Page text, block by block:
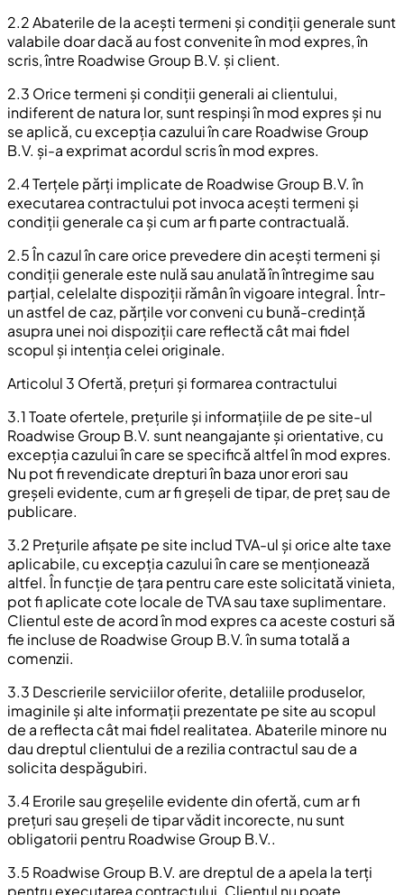
2.2 Abaterile de la acești termeni și condiții generale sunt
valabile doar dacă au fost convenite în mod expres, în
scris, între Roadwise Group B.V. și client.
2.3 Orice termeni și condiții generali ai clientului,
indiferent de natura lor, sunt respinși în mod expres și nu
se aplică, cu excepția cazului în care Roadwise Group
B.V. și-a exprimat acordul scris în mod expres.
2.4 Terțele părți implicate de Roadwise Group B.V. în
executarea contractului pot invoca acești termeni și
condiții generale ca și cum ar fi parte contractuală.
2.5 În cazul în care orice prevedere din acești termeni și
condiții generale este nulă sau anulată în întregime sau
parțial, celelalte dispoziții rămân în vigoare integral. Într-
un astfel de caz, părțile vor conveni cu bună-credință
asupra unei noi dispoziții care reflectă cât mai fidel
scopul și intenția celei originale.
Articolul 3 Ofertă, prețuri și formarea contractului
3.1 Toate ofertele, prețurile și informațiile de pe site-ul
Roadwise Group B.V. sunt neangajante și orientative, cu
excepția cazului în care se specifică altfel în mod expres.
Nu pot fi revendicate drepturi în baza unor erori sau
greșeli evidente, cum ar fi greșeli de tipar, de preț sau de
publicare.
3.2 Prețurile afișate pe site includ TVA-ul și orice alte taxe
aplicabile, cu excepția cazului în care se menționează
altfel. În funcție de țara pentru care este solicitată vinieta,
pot fi aplicate cote locale de TVA sau taxe suplimentare.
Clientul este de acord în mod expres ca aceste costuri să
fie incluse de Roadwise Group B.V. în suma totală a
comenzii.
3.3 Descrierile serviciilor oferite, detaliile produselor,
imaginile și alte informații prezentate pe site au scopul
de a reflecta cât mai fidel realitatea. Abaterile minore nu
dau dreptul clientului de a rezilia contractul sau de a
solicita despăgubiri.
3.4 Erorile sau greșelile evidente din ofertă, cum ar fi
prețuri sau greșeli de tipar vădit incorecte, nu sunt
obligatorii pentru Roadwise Group B.V..
3.5 Roadwise Group B.V. are dreptul de a apela la terți
pentru executarea contractului. Clientul nu poate